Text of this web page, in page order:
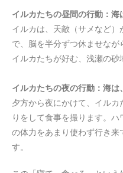
イルカたちの昼間の行動：
イルカは、天敵（サメなど
で、脳を半分ずつ休ませなが
イルカたちが好む、浅瀬の砂
イルカたちの夜の行動：海は
夕方から夜にかけて、イル
りをして食事を撮ります。
の体力をあまり使わず行き
す。